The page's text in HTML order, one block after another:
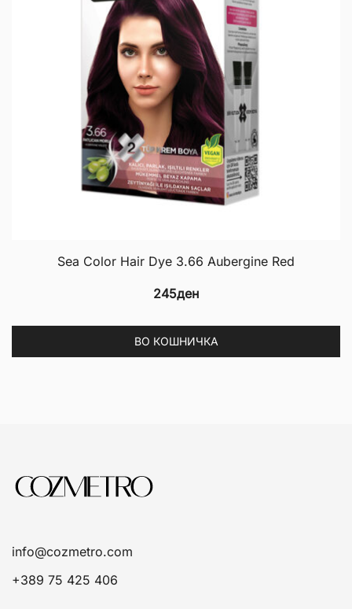
Sea Color Hair Dye 3.66 Aubergine Red
245ден
ВО КОШНИЧКА
info@cozmetro.com
+389 75 425 406